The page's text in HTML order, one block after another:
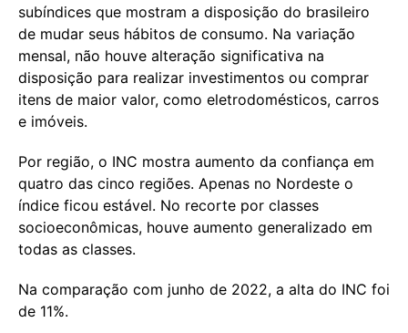
subíndices que mostram a disposição do brasileiro
de mudar seus hábitos de consumo. Na variação
mensal, não houve alteração significativa na
disposição para realizar investimentos ou comprar
itens de maior valor, como eletrodomésticos, carros
e imóveis.
Por região, o INC mostra aumento da confiança em
quatro das cinco regiões. Apenas no Nordeste o
índice ficou estável. No recorte por classes
socioeconômicas, houve aumento generalizado em
todas as classes.
Na comparação com junho de 2022, a alta do INC foi
de 11%.